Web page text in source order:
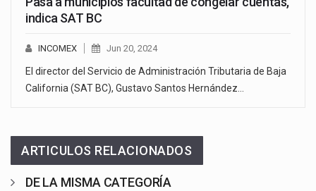
indica SAT BC
INCOMEX Jun 20, 2024
El director del Servicio de Administración Tributaria de Baja
California (SAT BC), Gustavo Santos Hernández…
ARTICULOS RELACIONADOS
DE LA MISMA CATEGORÍA